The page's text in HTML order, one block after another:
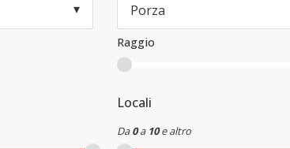
CHIC TOWER
Raggio
Locali
Da 0 a 10 e altro